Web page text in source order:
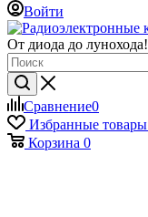
Войти
От диода до лунохода!
Сравнение0
Избранные товары
Корзина 0